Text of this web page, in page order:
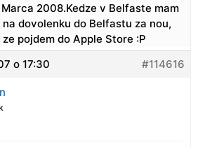
2008.Kedze v Belfaste mam
dovolenku do Belfastu za nou,
pojdem do Apple Store :P
o 17:30
#114616